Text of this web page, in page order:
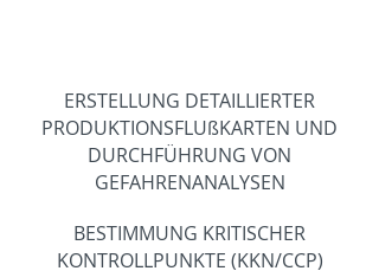
ERSTELLUNG DETAILLIERTER
PRODUKTIONSFLUßKARTEN UND
DURCHFÜHRUNG VON
GEFAHRENANALYSEN
BESTIMMUNG KRITISCHER
KONTROLLPUNKTE (KKN/CCP)